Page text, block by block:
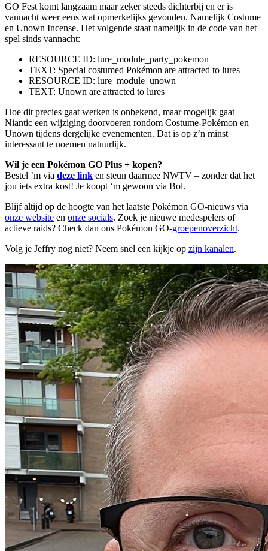
GO Fest komt langzaam maar zeker steeds dichterbij en er is
vannacht weer eens wat opmerkelijks gevonden. Namelijk Costume
en Unown Incense. Het volgende staat namelijk in de code van het
spel sinds vannacht:
RESOURCE ID: lure_module_party_pokemon
TEXT: Special costumed Pokémon are attracted to lures
RESOURCE ID: lure_module_unown
TEXT: Unown are attracted to lures
Hoe dit precies gaat werken is onbekend, maar mogelijk gaat
Niantic een wijziging doorvoeren rondom Costume-Pokémon en
Unown tijdens dergelijke evenementen. Dat is op z’n minst
interessant te noemen natuurlijk.
Wil je een Pokémon GO Plus + kopen?
Bestel ’m via deze link en steun daarmee NWTV – zonder dat het
jou iets extra kost! Je koopt ‘m gewoon via Bol.
Blijf altijd op de hoogte van het laatste Pokémon GO-nieuws via
onze website en onze socials. Zoek je nieuwe medespelers of
actieve raids? Check dan ons Pokémon GO-groepenoverzicht.
Volg je Jeffry nog niet? Neem snel een kijkje op zijn kanalen.